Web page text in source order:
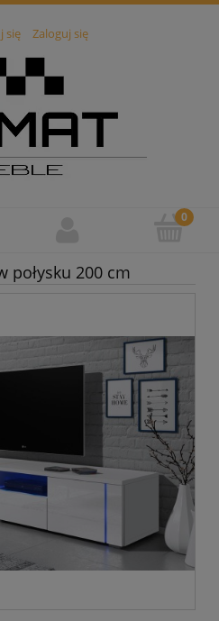
się Zaloguj się
połysku 200 cm